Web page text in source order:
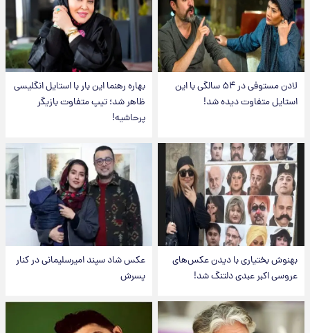
لادن مستوفی در ۵۴ سالگی با این
استایل متفاوت دیده شد!
بهاره رهنما این بار با استایل انگلیسی
ظاهر شد؛ تیپ متفاوت بازیگر
پرحاشیه!
بهنوش بختیاری با دیدن عکس‌های
عروسی اکبر عبدی دلتنگ شد!
عکس شاد سپند امیرسلیمانی در کنار
پسرش